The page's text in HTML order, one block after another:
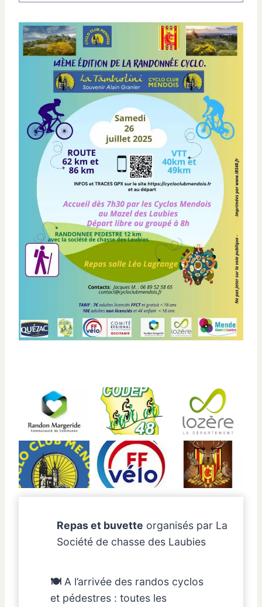
Repas et buvette organisés par La
Société de chasse des Laubies
🍽 A l’arrivée des randos cyclos
et pédestres : toutes les